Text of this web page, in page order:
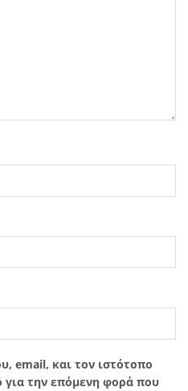
email, και τον ιστότοπο
για την επόμενη φορά που